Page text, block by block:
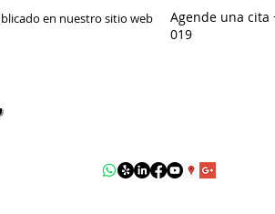
en nuestro sitio web
Agende una cita
019